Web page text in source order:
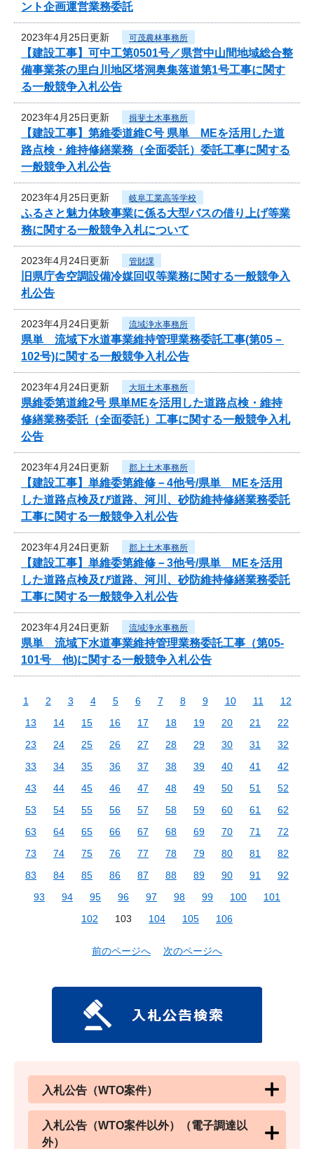
ント企画運営業務委託
2023年4月25日更新 可茂農林事務所
【建設工事】可中工第0501号／県営中山間地域総合整
備事業茶の里白川地区塔洞奥集落道第1号工事に関す
る一般競争入札公告
2023年4月25日更新 揖斐土木事務所
【建設工事】第維委道維C号 県単 MEを活用した道
路点検・維持修繕業務（全面委託）委託工事に関する
一般競争入札公告
2023年4月25日更新 岐阜工業高等学校
ふるさと魅力体験事業に係る大型バスの借り上げ等業
務に関する一般競争入札について
2023年4月24日更新 管財課
旧県庁舎空調設備冷媒回収等業務に関する一般競争入
札公告
2023年4月24日更新 流域浄水事務所
県単 流域下水道事業維持管理業務委託工事(第05－
102号)に関する一般競争入札公告
2023年4月24日更新 大垣土木事務所
県維委第道維2号 県単MEを活用した道路点検・維持
修繕業務委託（全面委託）工事に関する一般競争入札
公告
2023年4月24日更新 郡上土木事務所
【建設工事】単維委第維修－4他号/県単 MEを活用
した道路点検及び道路、河川、砂防維持修繕業務委託
工事に関する一般競争入札公告
2023年4月24日更新 郡上土木事務所
【建設工事】単維委第維修－3他号/県単 MEを活用
した道路点検及び道路、河川、砂防維持修繕業務委託
工事に関する一般競争入札公告
2023年4月24日更新 流域浄水事務所
県単 流域下水道事業維持管理業務委託工事（第05-
101号 他)に関する一般競争入札公告
1 2 3 4 5 6 7 8 9 10 11
12
13
14 15 16 17 18 19 20 21
22
23
24 25 26 27 28 29 30 31
32
33
34 35 36 37 38 39 40 41
42
43
44 45 46 47 48 49 50 51
52
53
54 55 56 57 58 59 60 61
62
63
64 65 66 67 68 69 70 71
72
73
74 75 76 77 78 79 80 81
82
83
84 85 86 87 88 89 90 91
92
93
94 95 96 97 98 99 100
101
102
103 104 105 106
前のページへ 次のページへ
入札公告（WTO案件）
入札公告（WTO案件以外）（電子調達以
外）